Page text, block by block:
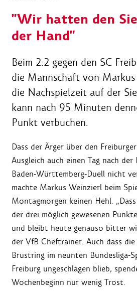
"Wir hatten den
der Hand"
Beim 2:2 gegen den SC
die Mannschaft von
die Nachspielzeit auf der
kann nach 95 Minuten
Punkt verbuchen.
Dass der Ärger über den
Ausgleich auch einen Tag nach
Baden-Württemberg-Duell nicht
machte Markus Weinzierl beim
Montagmorgen keinen Hehl.
der drei möglich gewesenen
und bleibt heute genauso bitter
der VfB Cheftrainer. Auch dass
Brustring im neunten Bundesliga-
Freiburg ungeschlagen blieb,
Wochenbeginn nur wenig Trost.